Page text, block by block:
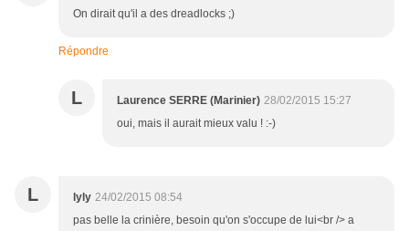
On dirait qu'il a des dreadlocks ;)
Répondre
L Laurence SERRE (Marinier) 28/02/2015 15:27
oui, mais il aurait mieux valu ! :-)
L lyly 24/02/2015 08:54
pas belle la crinière, besoin qu'on s'occupe de lui<br /> a